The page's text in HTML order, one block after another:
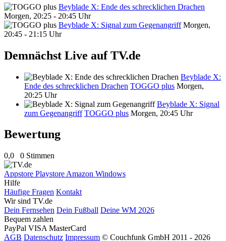
Beyblade X: Ende des schrecklichen Drachen
Morgen, 20:25 - 20:45 Uhr
Beyblade X: Signal zum Gegenangriff Morgen,
20:45 - 21:15 Uhr
Demnächst Live auf TV.de
Beyblade X:
Ende des schrecklichen Drachen TOGGO plus Morgen,
20:25 Uhr
Beyblade X: Signal
zum Gegenangriff TOGGO plus Morgen, 20:45 Uhr
Bewertung
0,0 0 Stimmen
Appstore Playstore Amazon Windows
Hilfe
Häufige Fragen Kontakt
Wir sind TV.de
Dein Fernsehen Dein Fußball Deine WM 2026
Bequem zahlen
PayPal VISA MasterCard
AGB Datenschutz Impressum © Couchfunk GmbH 2011 - 2026